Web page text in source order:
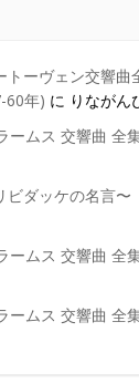
トーヴェン交響
60年) に りながん
ームス 交響曲 全
ダッケの名言〜
ームス 交響曲 全
ームス 交響曲 全